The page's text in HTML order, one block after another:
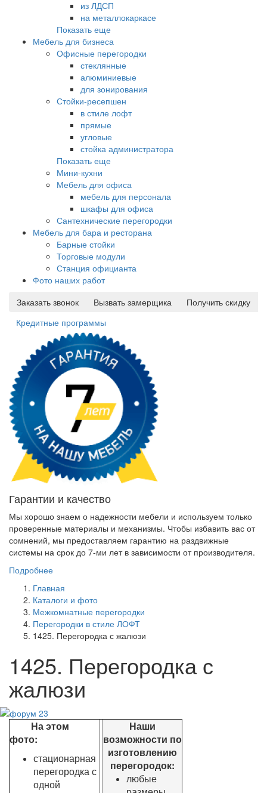
из ЛДСП
на металлокаркасе
Показать еще
Мебель для бизнеса
Офисные перегородки
стеклянные
алюминиевые
для зонирования
Стойки-ресепшен
в стиле лофт
прямые
угловые
стойка администратора
Показать еще
Мини-кухни
Мебель для офиса
мебель для персонала
шкафы для офиса
Сантехнические перегородки
Мебель для бара и ресторана
Барные стойки
Торговые модули
Станция официанта
Фото наших работ
Заказать звонок
Вызвать замерщика
Получить скидку
Кредитные программы
Гарантии и качество
Мы хорошо знаем о надежности мебели и используем только
проверенные материалы и механизмы. Чтобы избавить вас от
сомнений, мы предоставляем гарантию на раздвижные
системы на срок до 7-ми лет в зависимости от производителя.
Подробнее
Главная
Каталоги и фото
Межкомнатные перегородки
Перегородки в стиле ЛОФТ
1425. Перегородка с жалюзи
1425. Перегородка с
жалюзи
На этом
фото:
стационарная
перегородка с
одной
Наши
возможности по
изготовлению
перегородок:
любые